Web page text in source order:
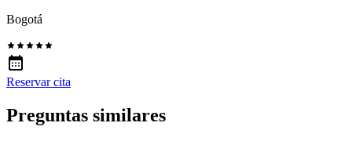
Bogotá
Reservar cita
Preguntas similares